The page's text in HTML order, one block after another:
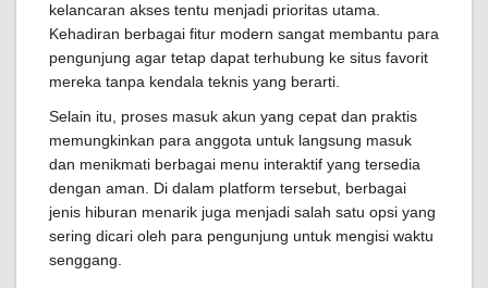
kelancaran akses tentu menjadi prioritas utama.
Kehadiran berbagai fitur modern sangat membantu para
pengunjung agar tetap dapat terhubung ke situs favorit
mereka tanpa kendala teknis yang berarti.
Selain itu, proses masuk akun yang cepat dan praktis
memungkinkan para anggota untuk langsung masuk
dan menikmati berbagai menu interaktif yang tersedia
dengan aman. Di dalam platform tersebut, berbagai
jenis hiburan menarik juga menjadi salah satu opsi yang
sering dicari oleh para pengunjung untuk mengisi waktu
senggang.